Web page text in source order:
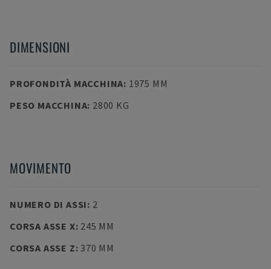
DIMENSIONI
PROFONDITÀ MACCHINA: 1975 MM
PESO MACCHINA: 2800 KG
MOVIMENTO
NUMERO DI ASSI: 2
CORSA ASSE X: 245 MM
CORSA ASSE Z: 370 MM